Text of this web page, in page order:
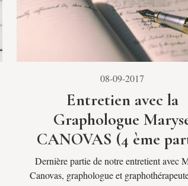
08-09-2017
Entretien avec la
Graphologue
CANOVAS (4 ème
Dernière partie de notre entretient avec
Canovas, graphologue et